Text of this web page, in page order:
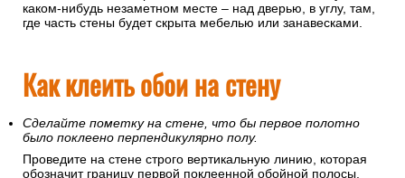
сложите пополам для пропитки. Спустя некоторое время
(точная цифра указана в инструкции) их можно клеить.
Откуда начинать клеить обои?
Рекомендуется это делать от угла или дверного/оконного
этом желательно использовать отвес или уровень, чтобы
полосы не пошли вкривь. Заканчивать оклеивание нужно в
каком-нибудь незаметном месте – над дверью, в углу, там,
где часть стены будет скрыта мебелью или занавесками.